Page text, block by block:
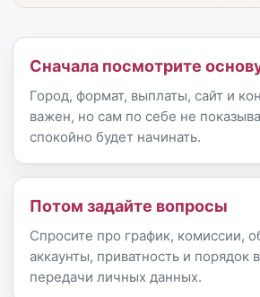
Сначала посмотрите
Город, формат, выплаты, сайт и
важен, но сам по себе не
спокойно будет начинать.
Потом задайте вопросы
Спросите про график, комиссии,
аккаунты, приватность и порядок
передачи личных данных.